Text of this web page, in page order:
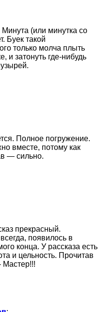
Минута (или минутка со
Буек такой
только молча плыть
и затонуть где-нибудь
Полное погружение.
вместе, потому как
— сильно.
прекрасный.
появилось в
конца. У рассказа есть
и цельность. Прочитав
Мастер!!!